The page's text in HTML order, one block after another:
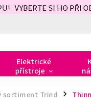
VYBERTE SI HO PŘI
Elektrické
přístroje
sortiment Trind /